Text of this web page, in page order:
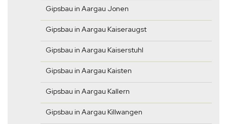
Gipsbau in Aargau Jonen
Gipsbau in Aargau Kaiseraugst
Gipsbau in Aargau Kaiserstuhl
Gipsbau in Aargau Kaisten
Gipsbau in Aargau Kallern
Gipsbau in Aargau Killwangen